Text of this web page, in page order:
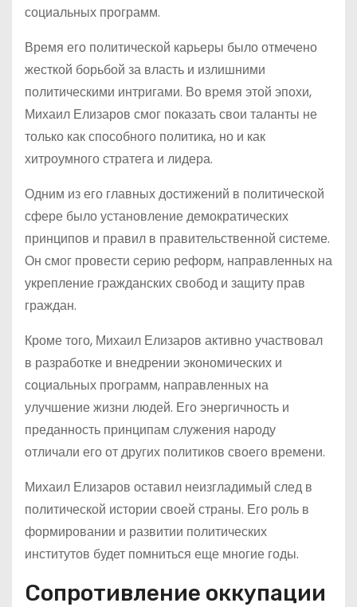
социальных программ.
Время его политической карьеры было отмечено
жесткой борьбой за власть и излишними
политическими интригами. Во время этой эпохи,
Михаил Елизаров смог показать свои таланты не
только как способного политика, но и как
хитроумного стратега и лидера.
Одним из его главных достижений в политической
сфере было установление демократических
принципов и правил в правительственной системе.
Он смог провести серию реформ, направленных на
укрепление гражданских свобод и защиту прав
граждан.
Кроме того, Михаил Елизаров активно участвовал
в разработке и внедрении экономических и
социальных программ, направленных на
улучшение жизни людей. Его энергичность и
преданность принципам служения народу
отличали его от других политиков своего времени.
Михаил Елизаров оставил неизгладимый след в
политической истории своей страны. Его роль в
формировании и развитии политических
институтов будет помниться еще многие годы.
Сопротивление оккупации